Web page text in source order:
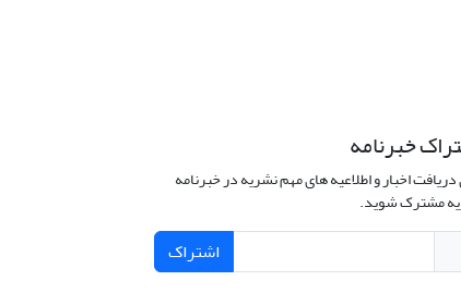
خبرنامه
دریافت اخبار و اطلاعیه های مهم نشریه در خبرنامه
مشترک شوید.
اشتراک